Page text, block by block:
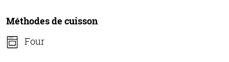
Méthodes de cuisson
Four